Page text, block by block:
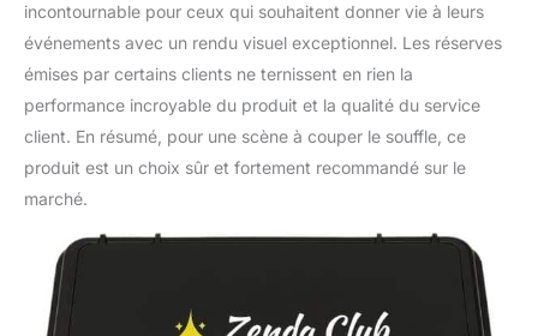
incontournable pour ceux qui souhaitent donner vie à leurs
événements avec un rendu visuel exceptionnel. Les réserves
émises par certains clients ne ternissent en rien la
performance incroyable du produit et la qualité du service
client. En résumé, pour une scène à couper le souffle, ce
produit est un choix sûr et fortement recommandé sur le
marché.